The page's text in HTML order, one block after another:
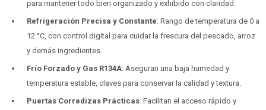
para mantener todo bien organizado y exhibido con claridad.
Refrigeración Precisa y Constante: Rango de temperatura de 0 a
12 °C, con control digital para cuidar la frescura del pescado, arroz
y demás ingredientes.
Frío Forzado y Gas R134A: Aseguran una baja humedad y
temperatura estable, claves para conservar la calidad y textura.
Puertas Corredizas Prácticas: Facilitan el acceso rápido y